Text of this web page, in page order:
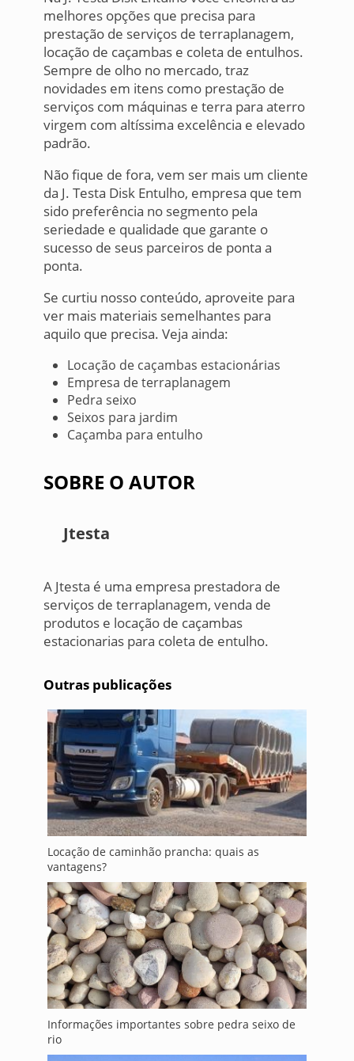
melhores opções que precisa para
prestação de serviços de terraplanagem,
locação de caçambas e coleta de entulhos.
Sempre de olho no mercado, traz
novidades em itens como prestação de
serviços com máquinas e terra para aterro
virgem com altíssima excelência e elevado
padrão.
Não fique de fora, vem ser mais um cliente
da J. Testa Disk Entulho, empresa que tem
sido preferência no segmento pela
seriedade e qualidade que garante o
sucesso de seus parceiros de ponta a
ponta.
Se curtiu nosso conteúdo, aproveite para
ver mais materiais semelhantes para
aquilo que precisa. Veja ainda:
Locação de caçambas estacionárias
Empresa de terraplanagem
Pedra seixo
Seixos para jardim
Caçamba para entulho
SOBRE O AUTOR
Jtesta
A Jtesta é uma empresa prestadora de
serviços de terraplanagem, venda de
produtos e locação de caçambas
estacionarias para coleta de entulho.
Outras publicações
Locação de caminhão prancha: quais as
vantagens?
Informações importantes sobre pedra seixo de
rio